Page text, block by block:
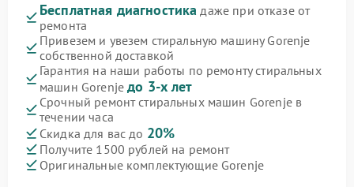
Бесплатная диагностика даже при отказе от
ремонта
Привезем и увезем стиральную машину Gorenje
собственной доставкой
Гарантия на наши работы по ремонту стиральных
машин Gorenjeдо 3-х лет
Срочный ремонт стиральных машин Gorenje в
течении часа
Скидка для вас до 20%
Получите 1500 рублей на ремонт
Оригинальные комплектующие Gorenje